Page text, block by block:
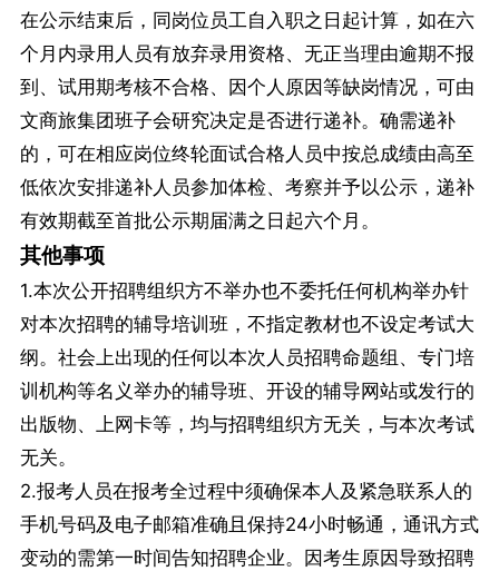
在公示结束后，同岗位员工自入职之日起计算，如在六
个月内录用人员有放弃录用资格、无正当理由逾期不报
到、试用期考核不合格、因个人原因等缺岗情况，可由
文商旅集团班子会研究决定是否进行递补。确需递补
的，可在相应岗位终轮面试合格人员中按总成绩由高至
低依次安排递补人员参加体检、考察并予以公示，递补
有效期截至首批公示期届满之日起六个月。
其他事项
1.本次公开招聘组织方不举办也不委托任何机构举办针
对本次招聘的辅导培训班，不指定教材也不设定考试大
纲。社会上出现的任何以本次人员招聘命题组、专门培
训机构等名义举办的辅导班、开设的辅导网站或发行的
出版物、上网卡等，均与招聘组织方无关，与本次考试
无关。
2.报考人员在报考全过程中须确保本人及紧急联系人的
手机号码及电子邮箱准确且保持24小时畅通，通讯方式
变动的需第一时间告知招聘企业。因考生原因导致招聘